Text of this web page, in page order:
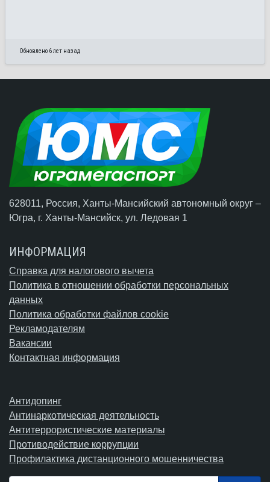
Обновлено 6 лет назад
628011, Россия, Ханты-Мансийский автономный округ –
Югра, г. Ханты-Мансийск, ул. Ледовая 1
ИНФОРМАЦИЯ
Справка для налогового вычета
Политика в отношении обработки персональных
данных
Политика обработки файлов cookie
Рекламодателям
Вакансии
Контактная информация
Антидопинг
Антинаркотическая деятельность
Антитеррористические материалы
Противодействие коррупции
Профилактика дистанционного мошенничества